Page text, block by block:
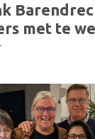
met te